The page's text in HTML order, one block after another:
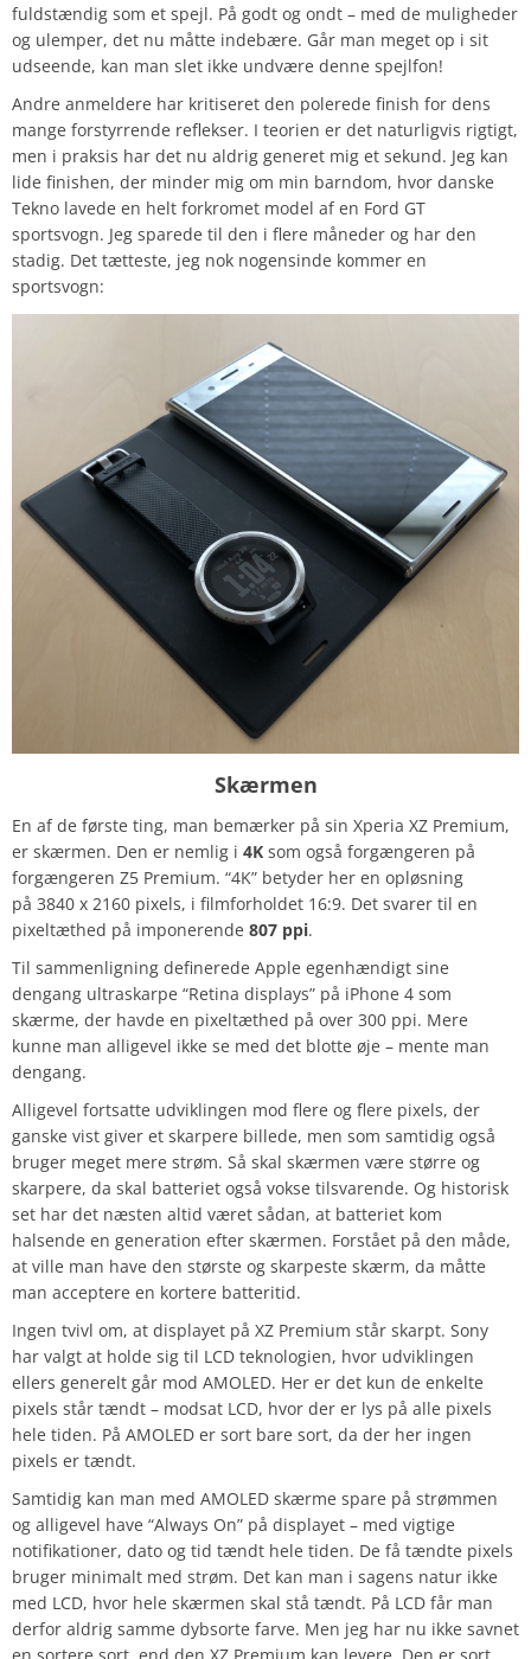
fuldstændig som et spejl. På godt og ondt – med de muligheder
og ulemper, det nu måtte indebære. Går man meget op i sit
udseende, kan man slet ikke undvære denne spejlfon!
Andre anmeldere har kritiseret den polerede finish for dens
mange forstyrrende reflekser. I teorien er det naturligvis rigtigt,
men i praksis har det nu aldrig generet mig et sekund. Jeg kan
lide finishen, der minder mig om min barndom, hvor danske
Tekno lavede en helt forkromet model af en Ford GT
sportsvogn. Jeg sparede til den i flere måneder og har den
stadig. Det tætteste, jeg nok nogensinde kommer en
sportsvogn:
Skærmen
En af de første ting, man bemærker på sin Xperia XZ Premium,
er skærmen. Den er nemlig i 4K som også forgængeren på
forgængeren Z5 Premium. “4K” betyder her en opløsning
på 3840 x 2160 pixels, i filmforholdet 16:9. Det svarer til en
pixeltæthed på imponerende 807 ppi.
Til sammenligning definerede Apple egenhændigt sine
dengang ultraskarpe “Retina displays” på iPhone 4 som
skærme, der havde en pixeltæthed på over 300 ppi. Mere
kunne man alligevel ikke se med det blotte øje – mente man
dengang.
Alligevel fortsatte udviklingen mod flere og flere pixels, der
ganske vist giver et skarpere billede, men som samtidig også
bruger meget mere strøm. Så skal skærmen være større og
skarpere, da skal batteriet også vokse tilsvarende. Og historisk
set har det næsten altid været sådan, at batteriet kom
halsende en generation efter skærmen. Forstået på den måde,
at ville man have den største og skarpeste skærm, da måtte
man acceptere en kortere batteritid.
Ingen tvivl om, at displayet på XZ Premium står skarpt. Sony
har valgt at holde sig til LCD teknologien, hvor udviklingen
ellers generelt går mod AMOLED. Her er det kun de enkelte
pixels står tændt – modsat LCD, hvor der er lys på alle pixels
hele tiden. På AMOLED er sort bare sort, da der her ingen
pixels er tændt.
Samtidig kan man med AMOLED skærme spare på strømmen
og alligevel have “Always On” på displayet – med vigtige
notifikationer, dato og tid tændt hele tiden. De få tændte pixels
bruger minimalt med strøm. Det kan man i sagens natur ikke
med LCD, hvor hele skærmen skal stå tændt. På LCD får man
derfor aldrig samme dybsorte farve. Men jeg har nu ikke savnet